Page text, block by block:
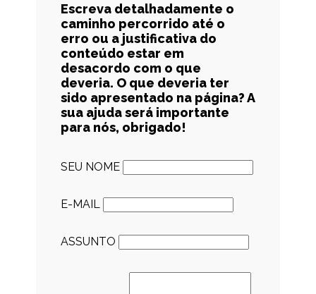
Escreva detalhadamente o
caminho percorrido até o
erro ou a justificativa do
conteúdo estar em
desacordo com o que
deveria. O que deveria ter
sido apresentado na página? A
sua ajuda será importante
para nós, obrigado!
SEU NOME
E-MAIL
ASSUNTO